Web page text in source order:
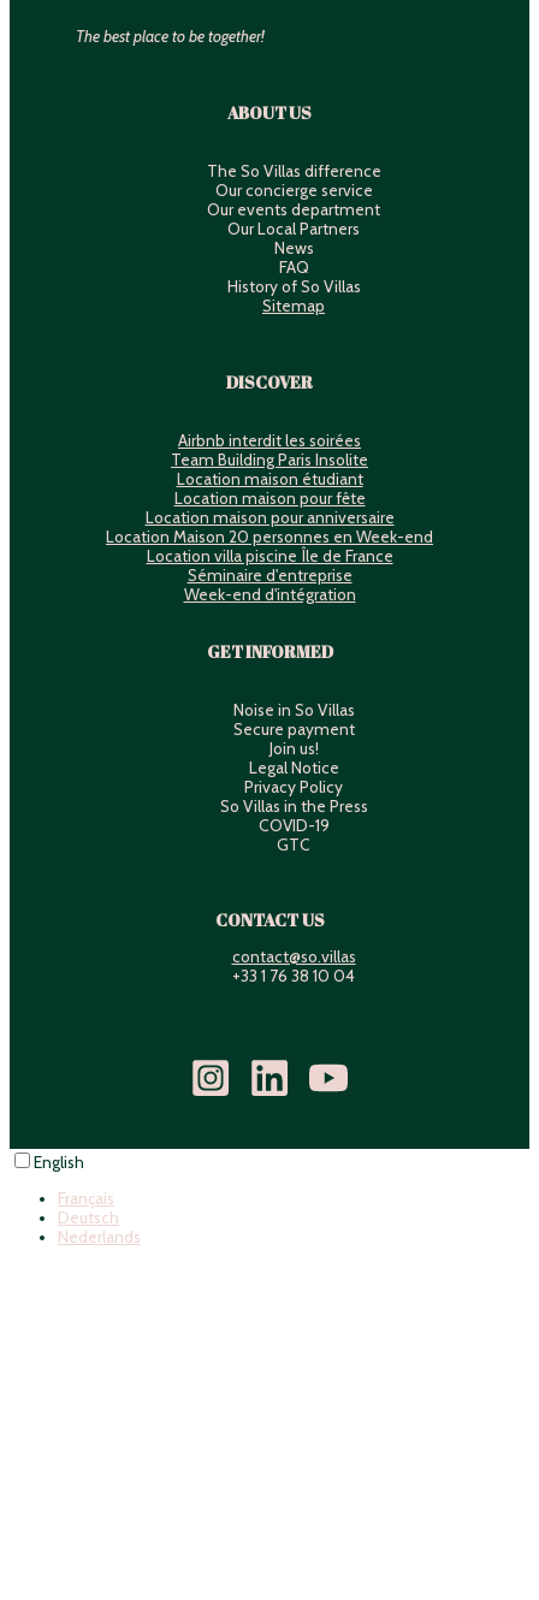
The best place to be together!
ABOUT US
The So Villas difference
Our concierge service
Our events department
Our Local Partners
News
FAQ
History of So Villas
Sitemap
DISCOVER
Airbnb interdit les soirées
Team Building Paris Insolite
Location maison étudiant
Location maison pour fête
Location maison pour anniversaire
Location Maison 20 personnes en Week-end
Location villa piscine Île de France
Séminaire d'entreprise
Week-end d'intégration
GET INFORMED
Noise in So Villas
Secure payment
Join us!
Legal Notice
Privacy Policy
So Villas in the Press
COVID-19
GTC
CONTACT US
contact@so.villas
+33 1 76 38 10 04
English
Français
Deutsch
Nederlands